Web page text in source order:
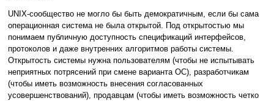
UNIX-сообщество не могло бы быть демократичным, если бы сама
операционная система не была открытой. Под открытостью мы
понимаем публичную доступность спецификаций интерфейсов,
протоколов и даже внутренних алгоритмов работы системы.
Открытость системы нужна пользователям (чтобы не испытывать
неприятных потрясений при смене варианта ОС), разработчикам
(чтобы иметь возможность внесения согласованных
усовершенствований), продавцам (чтобы иметь возможность четко